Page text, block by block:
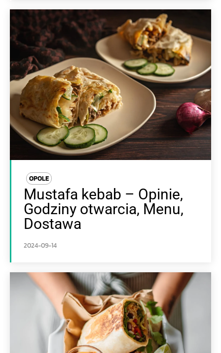
OPOLE
Mustafa kebab – Opinie,
Godziny otwarcia, Menu,
Dostawa
2024-09-14